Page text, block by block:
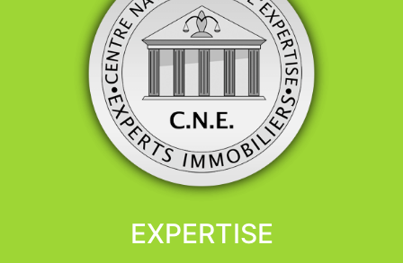
EXPERTISE